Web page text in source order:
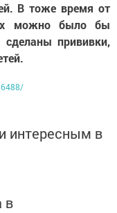
В тоже время от
можно было бы
прививки,
интересным в
в